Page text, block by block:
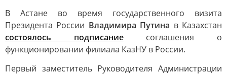
В Астане во время государственного визита
Президента России Владимира Путина в Казахстан
состоялось подписаниесоглашения о
функционировании филиала КазНУ в России.
Первый заместитель Руководителя Администрации